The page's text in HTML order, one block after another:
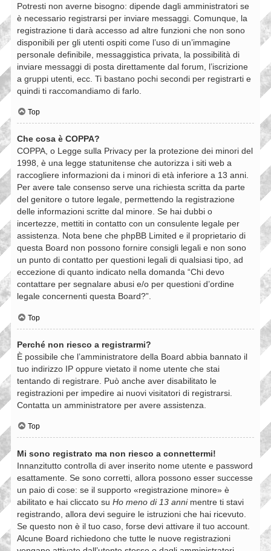
Potresti non averne bisogno: dipende dagli amministratori se
è necessario registrarsi per inviare messaggi. Comunque, la
registrazione ti darà accesso ad altre funzioni che non sono
disponibili per gli utenti ospiti come l’uso di un’immagine
personale definibile, messaggistica privata, la possibilità di
inviare messaggi di posta direttamente dal forum, l’iscrizione
a gruppi utenti, ecc. Ti bastano pochi secondi per registrarti e
quindi ti raccomandiamo di farlo.
Top
Che cosa è COPPA?
COPPA, o Legge sulla Privacy per la protezione dei minori del
1998, è una legge statunitense che autorizza i siti web a
raccogliere informazioni da i minori di età inferiore a 13 anni.
Per avere tale consenso serve una richiesta scritta da parte
del genitore o tutore legale, permettendo la registrazione
delle informazioni scritte dal minore. Se hai dubbi o
incertezze, mettiti in contatto con un consulente legale per
assistenza. Nota bene che phpBB Limited e il proprietario di
questa Board non possono fornire consigli legali e non sono
un punto di contatto per questioni legali di qualsiasi tipo, ad
eccezione di quanto indicato nella domanda “Chi devo
contattare per segnalare abusi e/o per questioni d’ordine
legale concernenti questa Board?”.
Top
Perché non riesco a registrarmi?
È possibile che l’amministratore della Board abbia bannato il
tuo indirizzo IP oppure vietato il nome utente che stai
tentando di registrare. Può anche aver disabilitato le
registrazioni per impedire ai nuovi visitatori di registrarsi.
Contatta un amministratore per avere assistenza.
Top
Mi sono registrato ma non riesco a connettermi!
Innanzitutto controlla di aver inserito nome utente e password
esattamente. Se sono corretti, allora possono esser successe
un paio di cose: se il supporto «registrazione minore» è
abilitato e hai cliccato su Ho meno di 13 annimentre ti stavi
registrando, allora devi seguire le istruzioni che hai ricevuto.
Se questo non è il tuo caso, forse devi attivare il tuo account.
Alcune Board richiedono che tutte le nuove registrazioni